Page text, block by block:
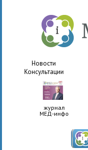
Новости
Консультации
журнал
МЕД-инфо